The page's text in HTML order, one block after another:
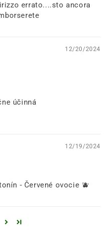
errato....sto ancora
12/20/2024
účinná
12/19/2024
- Červené ovocie 🫐